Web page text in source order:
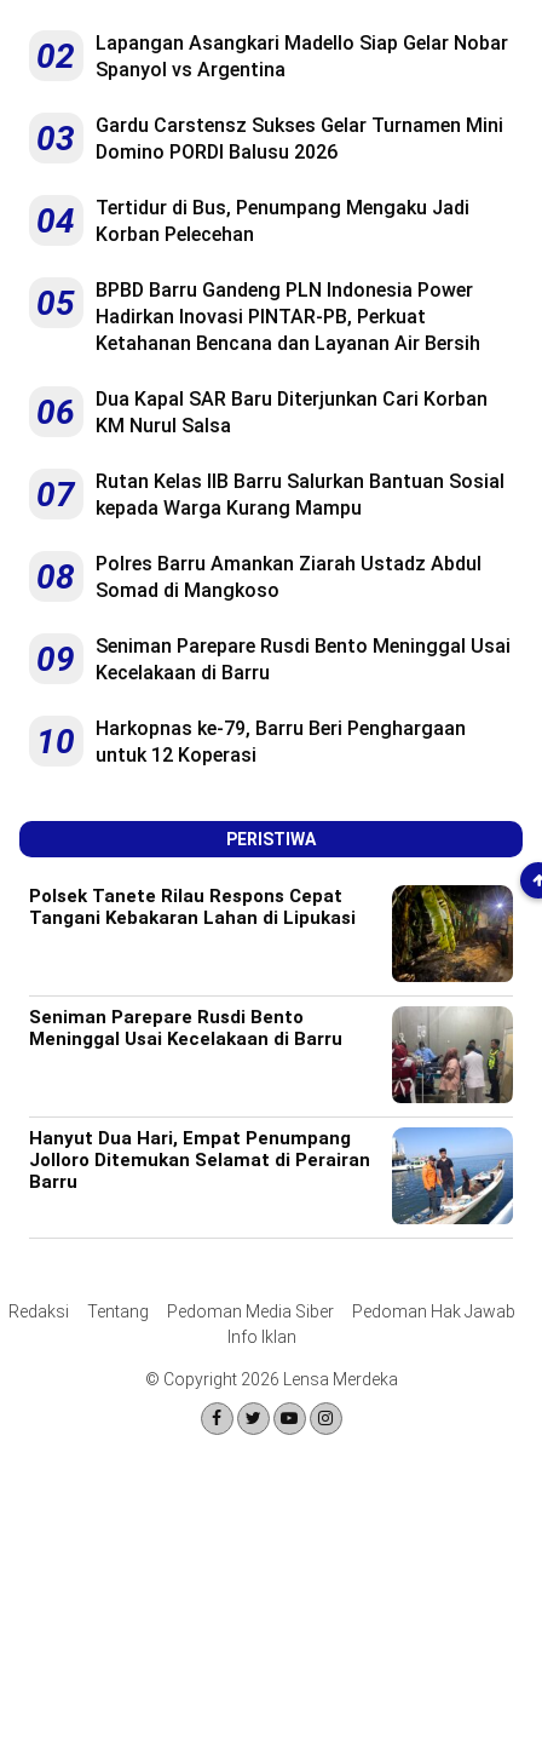
02
Lapangan Asangkari Madello Siap Gelar Nobar
Spanyol vs Argentina
03
Gardu Carstensz Sukses Gelar Turnamen Mini
Domino PORDI Balusu 2026
04
Tertidur di Bus, Penumpang Mengaku Jadi
Korban Pelecehan
05
BPBD Barru Gandeng PLN Indonesia Power
Hadirkan Inovasi PINTAR-PB, Perkuat
Ketahanan Bencana dan Layanan Air Bersih
06
Dua Kapal SAR Baru Diterjunkan Cari Korban
KM Nurul Salsa
07
Rutan Kelas IIB Barru Salurkan Bantuan Sosial
kepada Warga Kurang Mampu
08
Polres Barru Amankan Ziarah Ustadz Abdul
Somad di Mangkoso
09
Seniman Parepare Rusdi Bento Meninggal Usai
Kecelakaan di Barru
10
Harkopnas ke-79, Barru Beri Penghargaan
untuk 12 Koperasi
PERISTIWA
Polsek Tanete Rilau Respons Cepat
Tangani Kebakaran Lahan di Lipukasi
Seniman Parepare Rusdi Bento
Meninggal Usai Kecelakaan di Barru
Hanyut Dua Hari, Empat Penumpang
Jolloro Ditemukan Selamat di Perairan
Barru
Redaksi Tentang Pedoman Media Siber
Pedoman Hak Jawab
Info Iklan
© Copyright 2026 Lensa Merdeka